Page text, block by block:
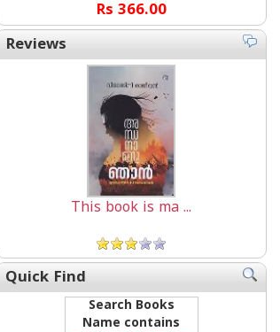
Rs 366.00
Reviews
This book is ma ...
Quick Find
Search Books
Name contains